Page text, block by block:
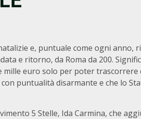
e, puntuale come ogni anno,
e ritorno, da Roma da 200.
mille euro solo per poter
puntualità disarmante e che lo
5 Stelle, Ida Carmina, che